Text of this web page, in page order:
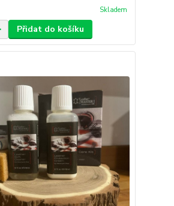
Skladem
Přidat do košíku